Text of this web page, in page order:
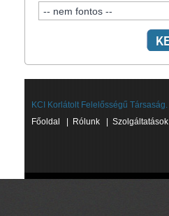
KCI Korlátolt Felelősségű Társaság.
Főoldal
Rólunk Szolgáltatások